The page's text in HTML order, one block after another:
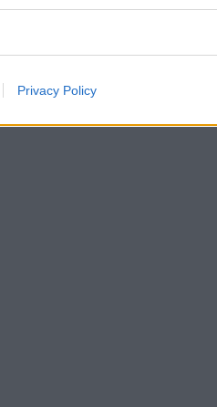
Privacy Policy